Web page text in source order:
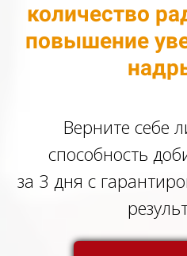
количество
повышение
Верните себе
способность
за 3 дня с